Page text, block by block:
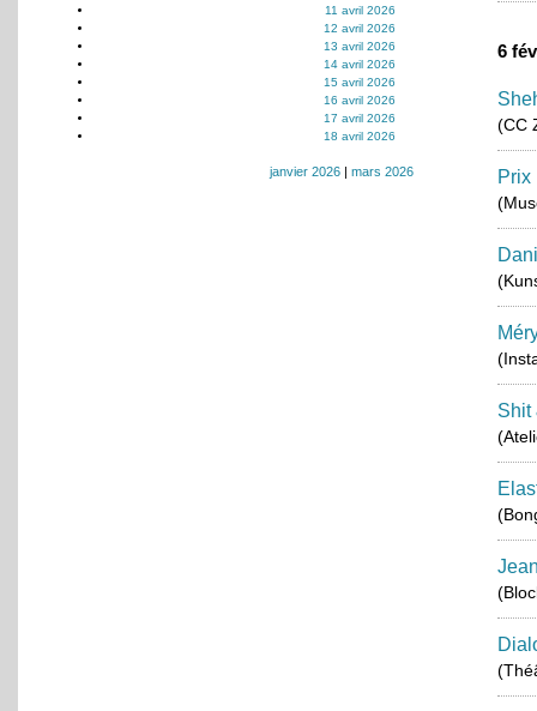
11 avril 2026
12 avril 2026
13 avril 2026
14 avril 2026
15 avril 2026
16 avril 2026
17 avril 2026
18 avril 2026
janvier 2026 | mars 2026
6
(CC
Prix
Shit